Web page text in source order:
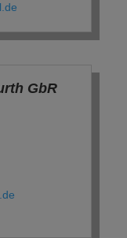
GbR